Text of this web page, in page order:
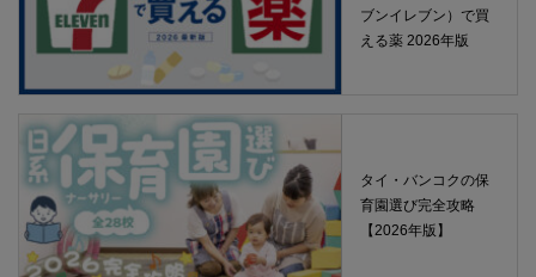
ブンイレブン）で買
える薬 2026年版
タイ・バンコクの保
育園選び完全攻略
【2026年版】